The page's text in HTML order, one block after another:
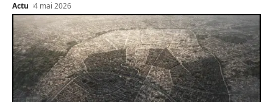
Actu 4 mai 2026